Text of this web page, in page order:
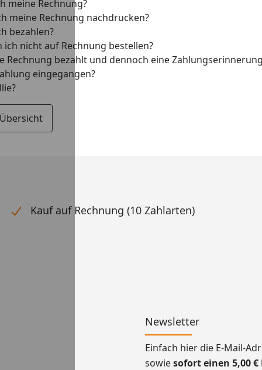
meine Rechnung?
meine Rechnung nachdrucken?
bezahlen?
ich nicht auf Rechnung bestellen?
Rechnung bezahlt und dennoch eine
eingegangen?
Kauf auf Rechnung (10 Zahlarten)
Newsletter
Einfach hier die E-Mail-
sowiesofort einen 5,00